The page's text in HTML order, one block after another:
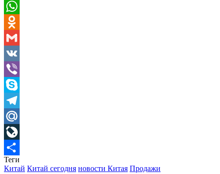
Pinterest
WhatsApp
Odnoklassniki
Gmail
VK
Viber
Skype
Telegram
Mail.Ru
LiveJournal
Отправить
Теги
Китай Китай сегодня новости Китая Продажи